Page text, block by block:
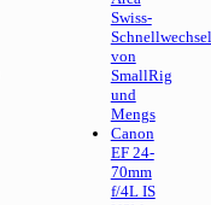
Swiss-
von
SmallRig
und
Mengs
Canon
EF 24-
70mm
f/4L IS